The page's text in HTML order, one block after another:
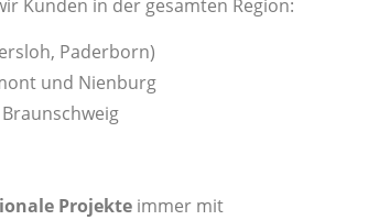
Kunden in der gesamten Region:
Paderborn)
und Nienburg
Projekte immer mit